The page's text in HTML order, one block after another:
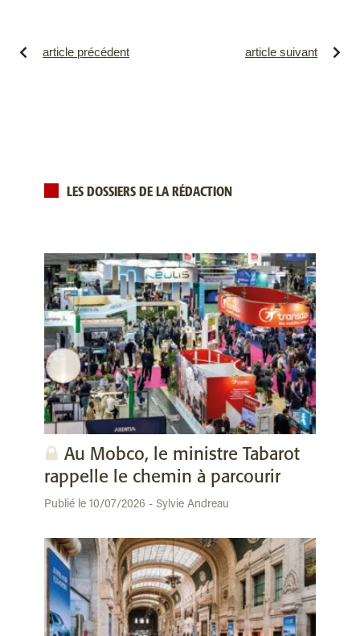
article précédent article suivant
LES DOSSIERS DE LA RÉDACTION
Au Mobco, le ministre Tabarot
rappelle le chemin à parcourir
Publié le 10/07/2026 - Sylvie Andreau